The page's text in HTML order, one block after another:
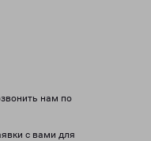
нам по
с вами для